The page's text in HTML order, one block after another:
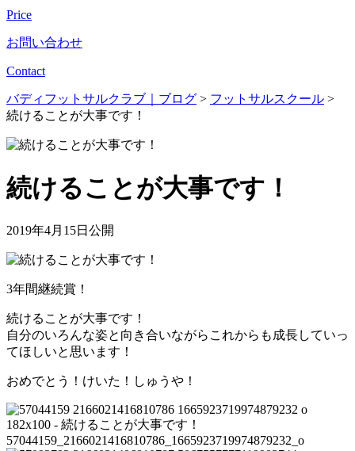
Price
お問い合わせ
Contact
バディフットサルクラブ｜ブログ > フットサルスクール >
続けることが大事です！
続けることが大事です！
2019年4月15日公開
3年間継続賞！
続けることが大事です！
自分のいろんな姿と向き合いながらこれからも成長していっ
てほしいと思います！
おめでとう！けいた！しゅうや！
57044159_2166021416810786_1665923719974879232_o